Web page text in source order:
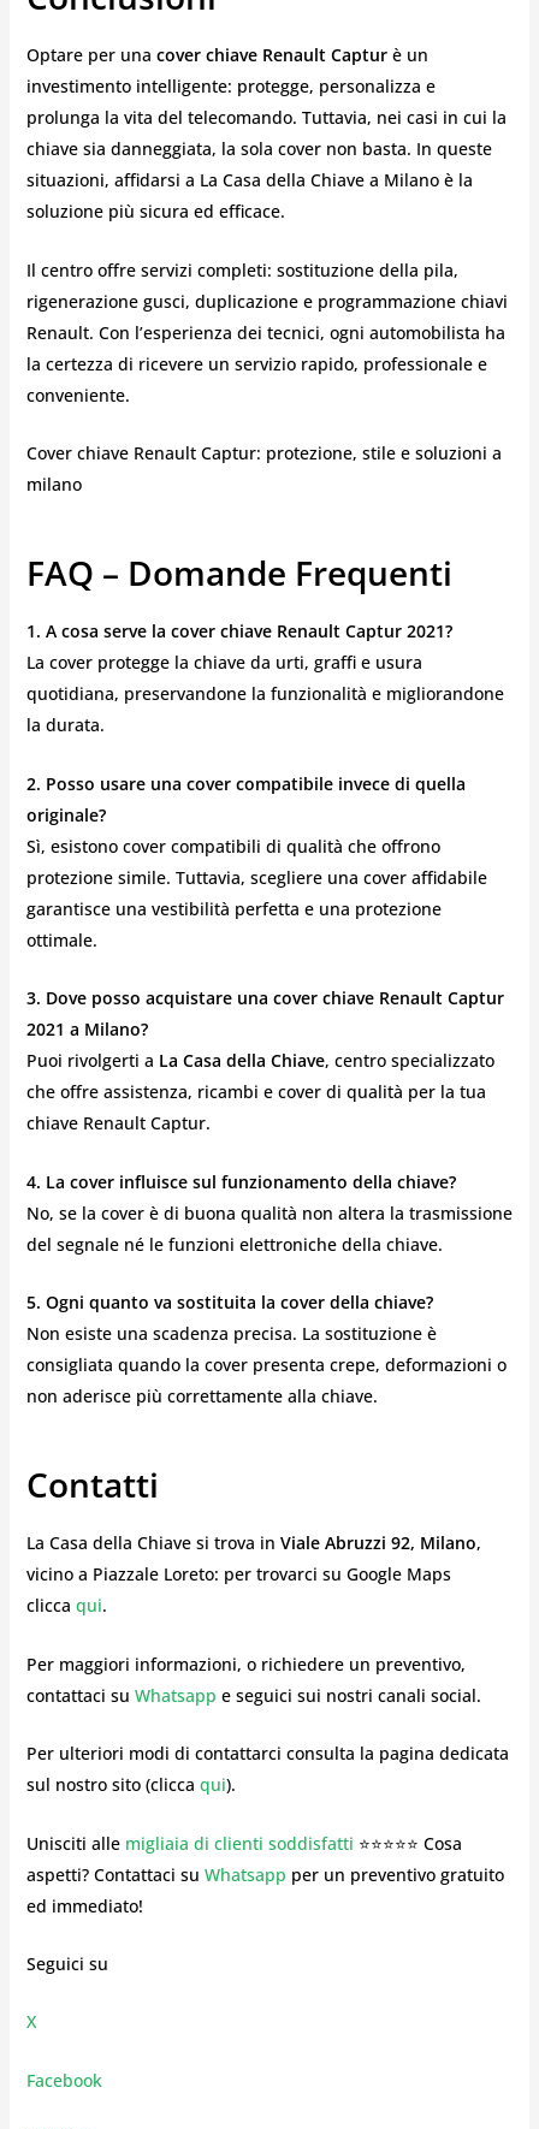
Optare per una cover chiave Renault Capturè un
investimento intelligente: protegge, personalizza e
prolunga la vita del telecomando. Tuttavia, nei casi in cui la
chiave sia danneggiata, la sola cover non basta. In queste
situazioni, affidarsi a La Casa della Chiave a Milano è la
soluzione più sicura ed efficace.
Il centro offre servizi completi: sostituzione della pila,
rigenerazione gusci, duplicazione e programmazione chiavi
Renault. Con l’esperienza dei tecnici, ogni automobilista ha
la certezza di ricevere un servizio rapido, professionale e
conveniente.
Cover chiave Renault Captur: protezione, stile e soluzioni a
milano
FAQ – Domande Frequenti
1. A cosa serve la cover chiave Renault Captur 2021?
La cover protegge la chiave da urti, graffi e usura
quotidiana, preservandone la funzionalità e migliorandone
la durata.
2. Posso usare una cover compatibile invece di quella
originale?
Sì, esistono cover compatibili di qualità che offrono
protezione simile. Tuttavia, scegliere una cover affidabile
garantisce una vestibilità perfetta e una protezione
ottimale.
3. Dove posso acquistare una cover chiave Renault Captur
2021 a Milano?
Puoi rivolgerti a La Casa della Chiave, centro specializzato
che offre assistenza, ricambi e cover di qualità per la tua
chiave Renault Captur.
4. La cover influisce sul funzionamento della chiave?
No, se la cover è di buona qualità non altera la trasmissione
del segnale né le funzioni elettroniche della chiave.
5. Ogni quanto va sostituita la cover della chiave?
Non esiste una scadenza precisa. La sostituzione è
consigliata quando la cover presenta crepe, deformazioni o
non aderisce più correttamente alla chiave.
Contatti
La Casa della Chiave si trova in Viale Abruzzi 92, Milano,
vicino a Piazzale Loreto: per trovarci su Google Maps
clicca qui.
Per maggiori informazioni, o richiedere un preventivo,
contattaci su Whatsapp e seguici sui nostri canali social.
Per ulteriori modi di contattarci consulta la pagina dedicata
sul nostro sito (clicca qui).
Unisciti alle migliaia di clienti soddisfatti ⭐⭐⭐⭐⭐ Cosa
aspetti? Contattaci su Whatsapp per un preventivo gratuito
ed immediato!
Seguici su
X
Facebook